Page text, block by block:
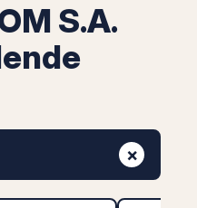
S.A.
×